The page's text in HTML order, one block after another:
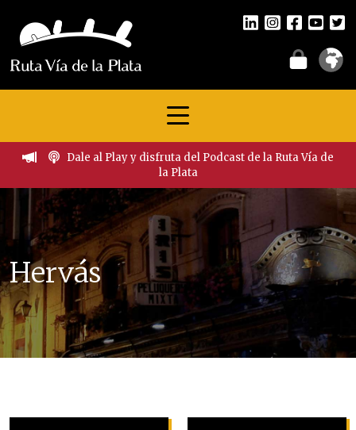
Dale al Play y disfruta del Podcast de la Ruta Vía de
la Plata
Hervás